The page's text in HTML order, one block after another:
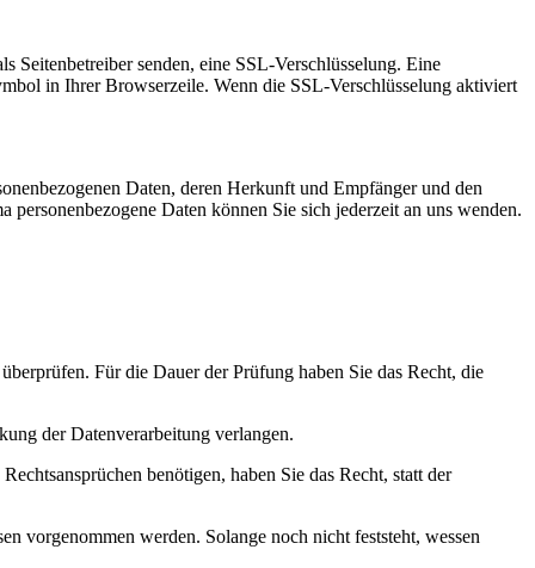
Seitenbetreiber senden, eine SSL-Verschlüsselung. Eine
in Ihrer Browserzeile. Wenn die SSL-Verschlüsselung aktiviert
Daten, deren Herkunft und Empfänger und den
Daten können Sie sich jederzeit an uns wenden.
Für die Dauer der Prüfung haben Sie das Recht, die
der Datenverarbeitung verlangen.
benötigen, haben Sie das Recht, statt der
vorgenommen werden. Solange noch nicht feststeht, wessen